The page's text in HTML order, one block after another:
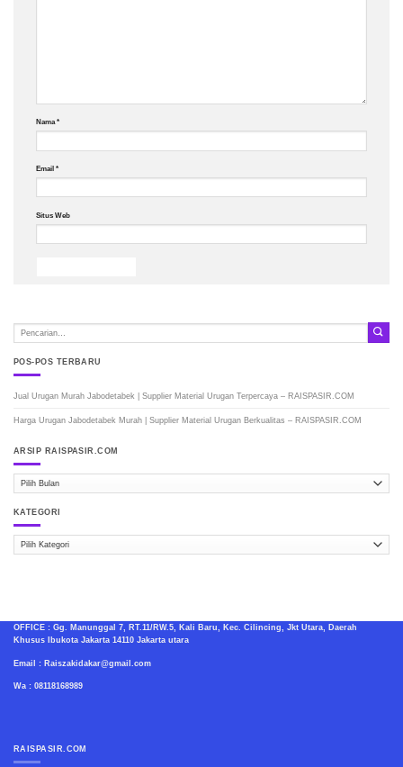
Nama*
Email *
Situs Web
POS-POS TERBARU
Jual Urugan Murah Jabodetabek | Supplier Material Urugan Terpercaya – RAISPASIR.COM
Harga Urugan Jabodetabek Murah | Supplier Material Urugan Berkualitas – RAISPASIR.COM
ARSIP RAISPASIR.COM
ARSIP
KATEGORI
Kategori
OFFICE : Gg. Manunggal 7, RT.11/RW.5, Kali Baru, Kec. Cilincing, Jkt Utara, Daerah
Khusus Ibukota Jakarta 14110 Jakarta utara
Email : Raiszakidakar@gmail.com
Wa : 08118168989
RAISPASIR.COM